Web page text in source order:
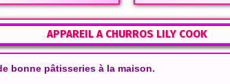
APPAREIL A CHURROS LILY COOK
bonne pâtisseries à la maison.